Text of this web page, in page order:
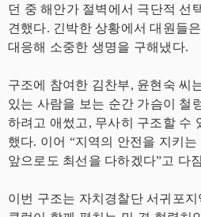
던 중 해안가 절벽에서 극단적 선
견했다. 긴박한 상황에서 대원들
대응해 소중한 생명을 구해냈다.
구조에 참여한 김찬부, 윤현숙 씨
있는 사람을 보는 순간 가슴이 철
하려고 애썼고, 무사히 구조할 수
했다. 이어 “지역의 안전을 지키
앞으로도 최선을 다하겠다”고 다
이번 구조는 자치경찰단 서귀포